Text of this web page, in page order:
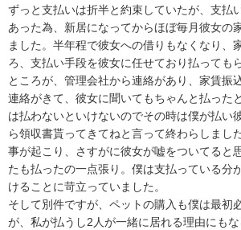
ずっと支払いは折半と約束していたが、支払
あった為、新居になってからほぼ毎月彼女の
ました。半年程で彼女への借りもなくなり、
ろ、支払い手段を彼女に任せており払っても
ところが、管理会社から連絡があり、家賃振
連絡がきて、彼女に聞いてもちゃんと払った
は払わないといけないのでその時は僕が払い
ら領収書貰ってきてねと言って終わらしまし
事が起こり、さすがに彼女が嘘をついてると
たも払ったの一点張り。僕は支払っている分
けることに苛立っていました。
そして別件ですが、ペットの購入も僕は最初
が、私が払うし2人が一緒に居れる理由にも